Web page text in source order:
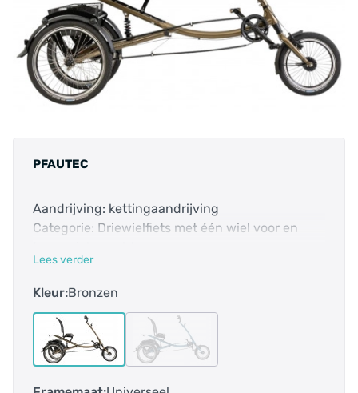
PFAUTEC
Aandrijving: kettingaandrijving
Categorie: Driewielfiets met één wiel voor en
E-bike: nee
Frame-vorm: unisex
Geslacht: unisex
Hoofdkleur: goud
Kleurnaam fabrikant: bronzegold matt
Lees verder
Kleur:Bronzen